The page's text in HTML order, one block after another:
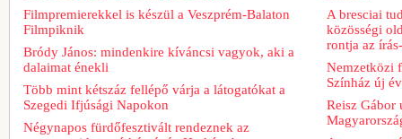
Filmpremierekkel is készül a Veszprém-Balaton
Filmpiknik
Bródy János: mindenkire kíváncsi vagyok, aki a
dalaimat énekli
Több mint kétszáz fellépő várja a látogatókat a
Szegedi Ifjúsági Napokon
Négynapos fürdőfesztivált rendeznek az
A bresciai
közösségi
rontja az
Nemzetközi
Színház új
Reisz Gábor